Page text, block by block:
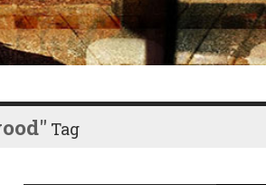
Tag